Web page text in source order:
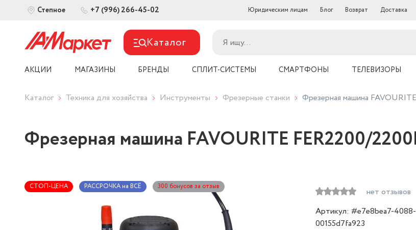
Степное +7 (996) 266-45-02 Юридическим лицам Блог Возврат Доставка
Каталог
АКЦИИ МАГАЗИНЫ БРЕНДЫ СПЛИТ-СИСТЕМЫ СМАРТФОНЫ ТЕЛЕВИЗОРЫ
Каталог Техника для хозяйства Инструменты Фрезерные станки Фрезерная машина
Фрезерная машина FAVOURITE FER2200/
СТОП-ЦЕНА РАССРОЧКА на ВСЁ 300 бонусов за отзыв
нет отзывов
Артикул: #e7e8bea7-4088-
00155d7fa923